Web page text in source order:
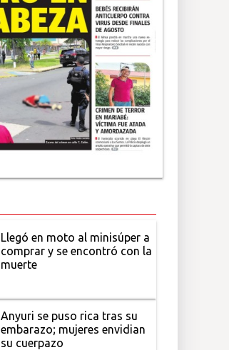
Llegó en moto al minisúper a
comprar y se encontró con la
muerte
Anyuri se puso rica tras su
embarazo; mujeres envidian
su cuerpazo